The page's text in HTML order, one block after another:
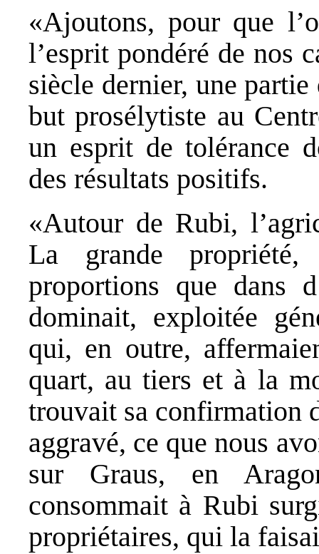
«Ajoutons, pour que
l’esprit pondéré de nos
siècle dernier, une partie
but prosélytiste au
un esprit de tolérance
des résultats positifs.
«Autour de Rubi,
La grande
proportions que dans
dominait, exploitée
qui, en outre,
quart, au tiers et à la
trouvait sa confirmation
aggravé, ce que nous
sur Graus, en
consommait à Rubi
propriétaires, qui la